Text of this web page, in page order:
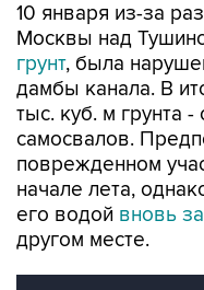
10 января из-за
Москвы над
грунт, была
дамбы канала. В
тыс. куб. м грунта
самосвалов.
поврежденном
начале лета,
его водой вновь
другом месте.